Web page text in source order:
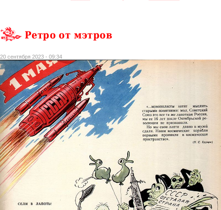
Ретро от мэтров
20 сентября 2023 - 09:34